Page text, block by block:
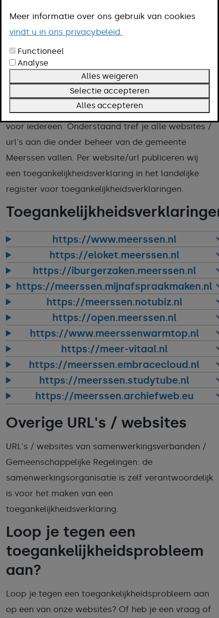
informatie.
Iedereen moet kunnen meedoen in onze
samenleving. Digitaal én offline. De Gemeente
Meerssen vindt het belangrijk dat de gemeentelijke
websites toegankelijkheid en gebruiksvriendelijk is
voor iedereen. Onderstaand tref je alle websites /
url's aan die onder beheer van de gemeente
Meerssen vallen. Per website/url publiceren wij
een toegankelijkheidsverklaring in het landelijke
register voor toegankelijkheidsverklaringen.
https://www.meerssen.nl
https://eloket.meerssen.nl
https://iburgerzaken.meerssen.nl
https://meerssen.mijnafspraakmaken.nl
https://meerssen.notubiz.nl
https://open.meerssen.nl
https://www.meerssenwarmtop.nl
https://meer-vitaal.nl
https://meerssen.embracecloud.nl
https://meerssen.studytube.nl
https://meerssen.archiefweb.eu
Overige URL's / websites
URL's / websites van samenwerkingsverbanden /
Gemeenschappelijke Regelingen: de
samenwerkingsorganisatie is zelf verantwoordelijk
is voor het maken van een
toegankelijkheidsverklaring.
Loop je tegen een
toegankelijkheidsprobleem
aan?
Loop je tegen een toegankelijkheidsprobleem aan
op een van onze websites? Of heb je een vraag of
Meer informatie over ons gebruik van cookies
vindt u in ons privacybeleid.
Functioneel
Analyse
Alles weigeren
Selectie accepteren
Alles accepteren